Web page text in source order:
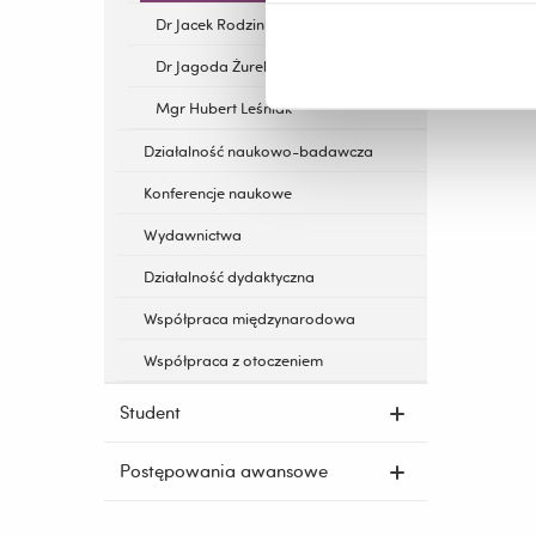
Dr Jacek Rodzinka
Dr Jagoda Żurek
Mgr Hubert Leśniak
Działalność naukowo-badawcza
Konferencje naukowe
Wydawnictwa
Działalność dydaktyczna
Współpraca międzynarodowa
Współpraca z otoczeniem
Student
Postępowania awansowe